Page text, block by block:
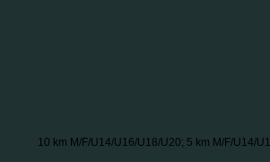
10 km M/F/U14/U16/U18/U20; 5 km M/F/U14/